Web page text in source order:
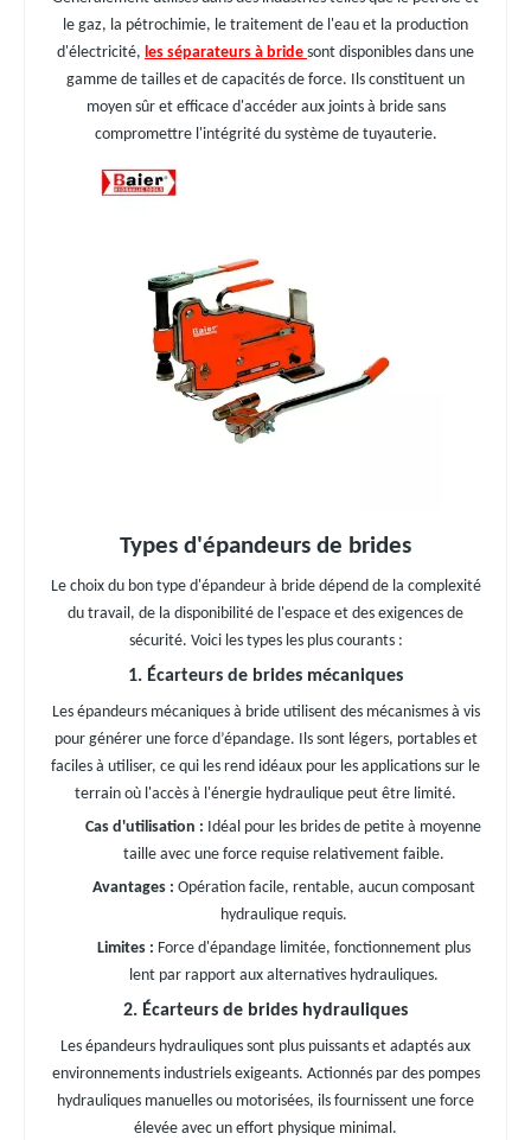
le gaz, la pétrochimie, le traitement de l'eau et la production
d'électricité, les séparateurs à bride sont disponibles dans une
gamme de tailles et de capacités de force. Ils constituent un
moyen sûr et efficace d'accéder aux joints à bride sans
compromettre l'intégrité du système de tuyauterie.
Types d'épandeurs de brides
Le choix du bon type d'épandeur à bride dépend de la complexité
du travail, de la disponibilité de l'espace et des exigences de
sécurité. Voici les types les plus courants :
1. Écarteurs de brides mécaniques
Les épandeurs mécaniques à bride utilisent des mécanismes à vis
pour générer une force d’épandage. Ils sont légers, portables et
faciles à utiliser, ce qui les rend idéaux pour les applications sur le
terrain où l'accès à l'énergie hydraulique peut être limité.
Cas d'utilisation : Idéal pour les brides de petite à moyenne
taille avec une force requise relativement faible.
Avantages : Opération facile, rentable, aucun composant
hydraulique requis.
Limites : Force d'épandage limitée, fonctionnement plus
lent par rapport aux alternatives hydrauliques.
2. Écarteurs de brides hydrauliques
Les épandeurs hydrauliques sont plus puissants et adaptés aux
environnements industriels exigeants. Actionnés par des pompes
hydrauliques manuelles ou motorisées, ils fournissent une force
élevée avec un effort physique minimal.